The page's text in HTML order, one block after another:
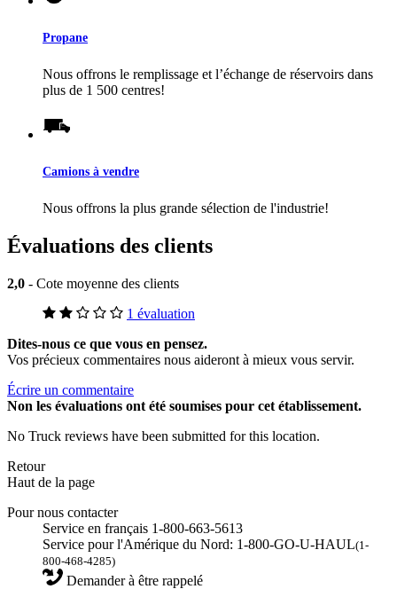
Propane
Nous offrons le remplissage et l’échange de réservoirs dans
plus de 1 500 centres!
Camions à vendre
Nous offrons la plus grande sélection de l'industrie!
Évaluations des clients
2,0 - Cote moyenne des clients
1 évaluation
Dites-nous ce que vous en pensez.
Vos précieux commentaires nous aideront à mieux vous servir.
Écrire un commentaire
Non les évaluations ont été soumises pour cet établissement.
No Truck reviews have been submitted for this location.
Retour
Haut de la page
Pour nous contacter
Service en français 1-800-663-5613
Service pour l'Amérique du Nord: 1-800-GO-U-HAUL(1-
800-468-4285)
Demander à être rappelé